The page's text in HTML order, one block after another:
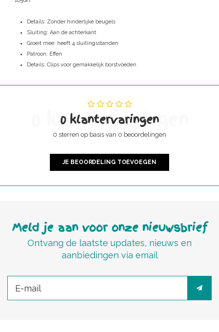
Details: Zonder hinderlijke beugels
Sluiting: Aan de achterkant
Groeit mee: heeft 4 sluitingsstanden
Patroon: Effen
Details: Clips voor gemakkelijk borstvoeden
0 klantervaringen
0 klantervaringen
0 sterren op basis van 0 beoordelingen
JE BEOORDELING TOEVOEGEN
Meld je aan voor onze nieuwsbrief
Ontvang de laatste updates, nieuws en
aanbiedingen via email